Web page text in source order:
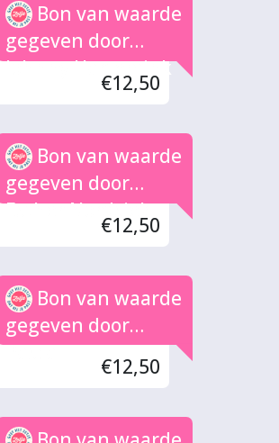
Bon van waarde
gegeven door
Johnny Hartemink
€12,50
Bon van waarde
gegeven door
Esther Nordsiek
€12,50
Bon van waarde
gegeven door
Pascal
€12,50